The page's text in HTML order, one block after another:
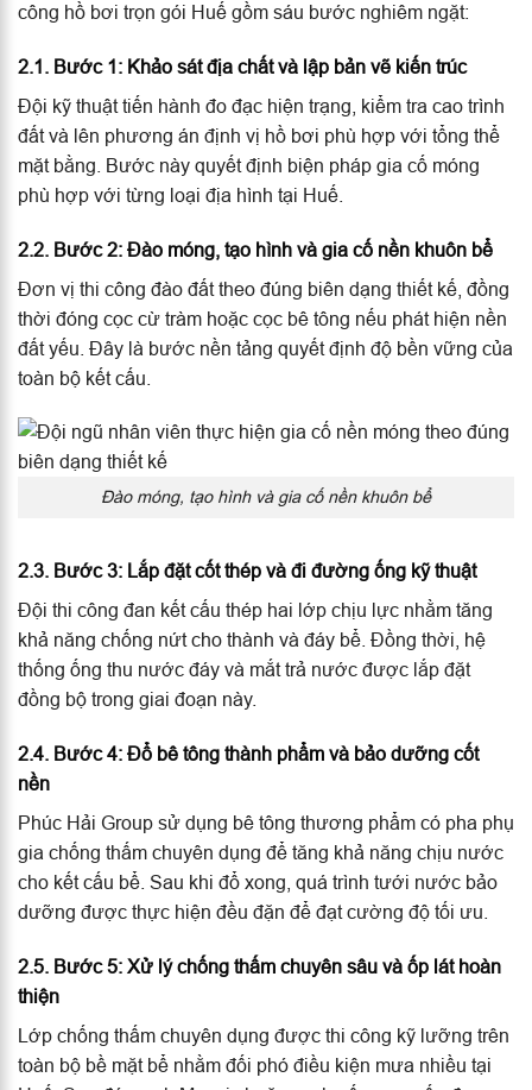
công hồ bơi trọn gói Huế gồm sáu bước nghiêm ngặt:
2.1. Bước 1: Khảo sát địa chất và lập bản vẽ kiến trúc
Đội kỹ thuật tiến hành đo đạc hiện trạng, kiểm tra cao trình
đất và lên phương án định vị hồ bơi phù hợp với tổng thể
mặt bằng. Bước này quyết định biện pháp gia cố móng
phù hợp với từng loại địa hình tại Huế.
2.2. Bước 2: Đào móng, tạo hình và gia cố nền khuôn bể
Đơn vị thi công đào đất theo đúng biên dạng thiết kế, đồng
thời đóng cọc cừ tràm hoặc cọc bê tông nếu phát hiện nền
đất yếu. Đây là bước nền tảng quyết định độ bền vững của
toàn bộ kết cấu.
Đào móng, tạo hình và gia cố nền khuôn bể
2.3. Bước 3: Lắp đặt cốt thép và đi đường ống kỹ thuật
Đội thi công đan kết cấu thép hai lớp chịu lực nhằm tăng
khả năng chống nứt cho thành và đáy bể. Đồng thời, hệ
thống ống thu nước đáy và mắt trả nước được lắp đặt
đồng bộ trong giai đoạn này.
2.4. Bước 4: Đổ bê tông thành phẩm và bảo dưỡng cốt
nền
Phúc Hải Group sử dụng bê tông thương phẩm có pha phụ
gia chống thấm chuyên dụng để tăng khả năng chịu nước
cho kết cấu bể. Sau khi đổ xong, quá trình tưới nước bảo
dưỡng được thực hiện đều đặn để đạt cường độ tối ưu.
2.5. Bước 5: Xử lý chống thấm chuyên sâu và ốp lát hoàn
thiện
Lớp chống thấm chuyên dụng được thi công kỹ lưỡng trên
toàn bộ bề mặt bể nhằm đối phó điều kiện mưa nhiều tại